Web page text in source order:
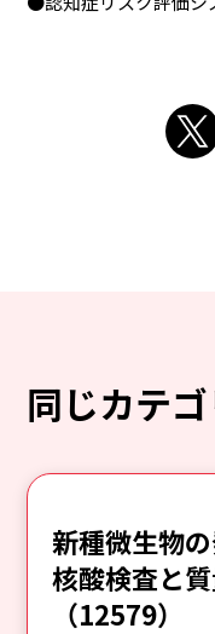
同じカテ
新種微生物
核酸検査と
（12579）